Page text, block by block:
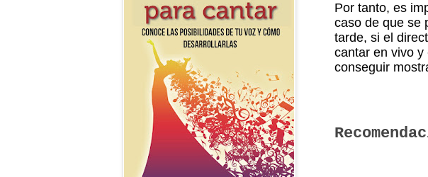
Por tanto, es
caso de que se
tarde, si el
cantar en vivo
conseguir